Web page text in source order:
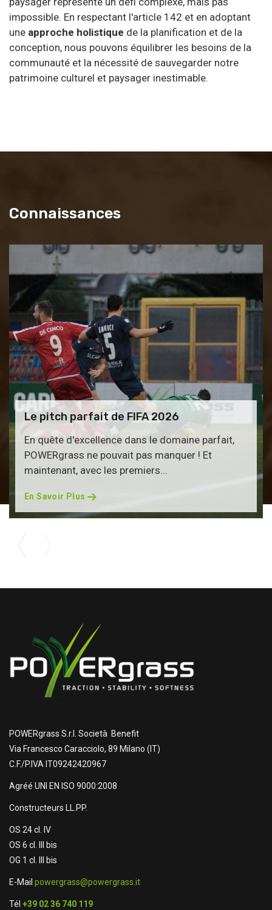
impossible. En respectant l'article 142 et en adoptant
une approche holistique de la planification et de la
conception, nous pouvons équilibrer les besoins de la
communauté et la nécessité de sauvegarder notre
patrimoine culturel et paysager inestimable.
Connaissances
Le pitch parfait de FIFA 2026
En quête d'excellence dans le domaine parfait,
POWERgrass ne pouvait pas manquer ! Et
maintenant, avec les premiers...
En Savoir Plus
POWERgrass S.r.l. Società Benefit
Via Francesco Caracciolo, 89 Milano (IT)
C.F./P.IVA IT09242420967
Agréé UNI EN ISO 9000:2008
Constructeurs LL.PP.
OS 24 cl. IV
OS 6 cl. III bis
OG 1 cl. III bis
E-Mail powergrass@powergrass.it
Tél +39 02 36 740 119